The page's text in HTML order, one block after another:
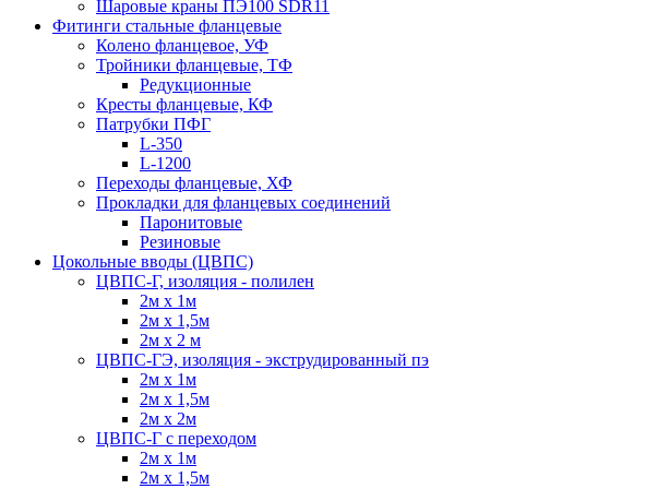
Шаровые краны ПЭ100 SDR11
Фитинги стальные фланцевые
Колено фланцевое, УФ
Тройники фланцевые, ТФ
Редукционные
Кресты фланцевые, КФ
Патрубки ПФГ
L-350
L-1200
Переходы фланцевые, ХФ
Прокладки для фланцевых соединений
Паронитовые
Резиновые
Цокольные вводы (ЦВПС)
ЦВПС-Г, изоляция - полилен
2м х 1м
2м х 1,5м
2м х 2 м
ЦВПС-ГЭ, изоляция - экструдированный пэ
2м х 1м
2м х 1,5м
2м х 2м
ЦВПС-Г с переходом
2м х 1м
2м х 1,5м